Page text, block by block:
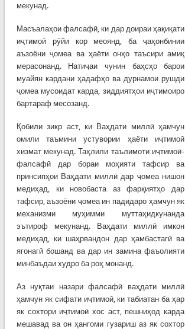
мекунад.
Масъалаҳои фалсафӣ, ки дар доираи ҳақиқати
иҷтимоӣ рӯйи кор меоянд, ба ҷаҳонбинии
аъзоёни ҷомеа ва ҳаёти онҳо таъсири амиқ
мерасонанд. Натиҷаи чунин баҳсҳо барои
муайян кардани ҳадафҳо ва дурнамои рушди
ҷомеа мусоидат карда, зиддиятҳои иҷтимоиро
бартараф месозанд.
Қобили зикр аст, ки Ваҳдати миллӣ ҳамчун
омили таъмини устувории ҳаёти иҷтимоӣ
хизмат мекунад. Таҳлили таълимоти иҷтимоӣ-
фалсафӣ дар бораи моҳияти тафсир ва
принсипҳои Ваҳдати миллӣ дар ҷомеа нишон
медиҳад, ки новобаста аз фарқиятҳо дар
тафсир, аъзоёни ҷомеа ин падидаро ҳамчун як
механизми муҳимми муттаҳидкунанда
эътироф мекунанд. Ваҳдати миллӣ имкон
медиҳад, ки шаҳрвандон дар ҳамбастагӣ ва
ягонагӣ бошанд ва дар ин замина фаъолияти
минбаъдаи худро ба роҳ монанд.
Аз нуқтаи назари фалсафӣ ваҳдати миллӣ
ҳамчун як сифати иҷтимоӣ, ки табиатан ба ҳар
як сохтори иҷтимоӣ хос аст, пешниҳод карда
мешавад ва он ҳангоми гузариш аз як сохтор